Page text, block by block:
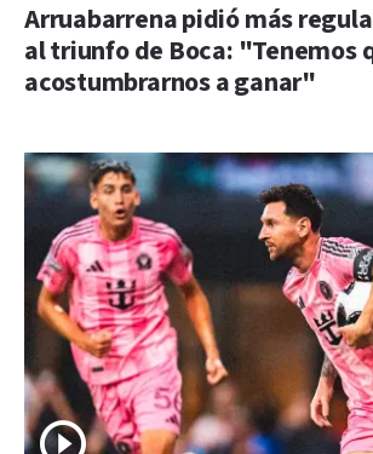
Arruabarrena pidió más
al triunfo de Boca: "Tenemos
acostumbrarnos a ganar"